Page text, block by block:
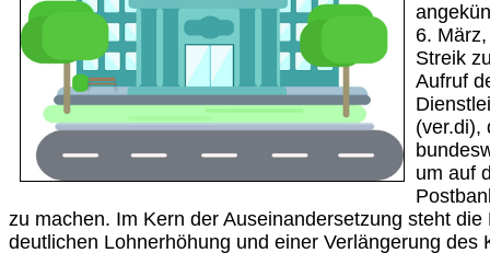
6.
Streik
Aufruf
(ver.di),
um auf
zu machen. Im Kern der Auseinandersetzung steht
deutlichen Lohnerhöhung und einer Verlängerung des